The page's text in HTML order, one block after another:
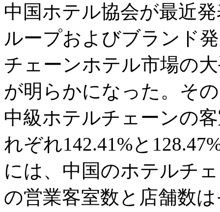
中国ホテル協会が最近
ループおよびブランド
チェーンホテル市場の
が明らかになった。そ
中級ホテルチェーンの
れぞれ142.41%と
には、中国のホテルチ
の営業客室数と店舗数